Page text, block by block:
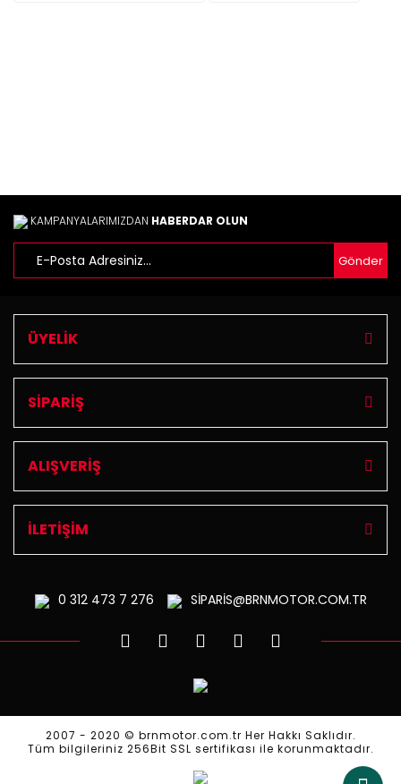
KAMPANYALARIMIZDAN HABERDAR OLUN
Gönder
ÜYELİK
SİPARİŞ
ALIŞVERİŞ
İLETİŞİM
0 312473 7 276 SİPARİS@BRNMOTOR.COM.TR
2007 - 2020 © brnmotor.com.tr Her Hakkı Saklıdır.
Tüm bilgileriniz 256Bit SSL sertifikası ile korunmaktadır.